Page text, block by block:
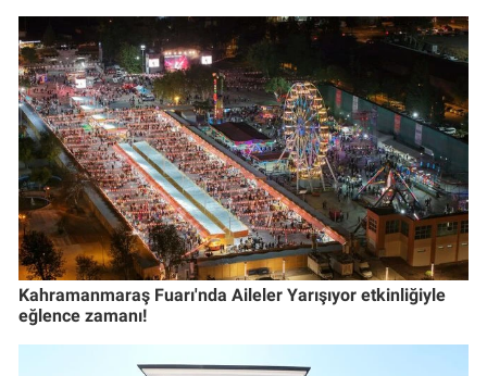
Kahramanmaraş Fuarı'nda Aileler Yarışıyor etkinliğiyle
eğlence zamanı!